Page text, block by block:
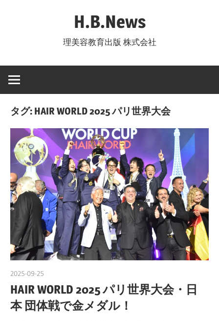
ツ
ス
H.B.News
理美容教育出版 株式会社
タグ: HAIR WORLD 2025 パリ世界大会
2025-09-25
HAIR WORLD 2025 パリ世界大会・日
本 団体戦で金メダル！